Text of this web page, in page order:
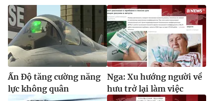
Ấn Độ tăng cường năng
lực không quân
Nga: Xu hướng người về
hưu trở lại làm việc